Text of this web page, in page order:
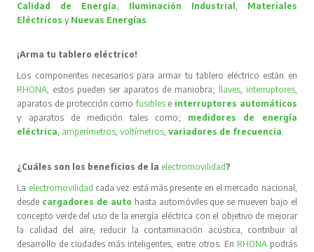
Calidad de Energía, Iluminación Industrial , Materiales
Eléctricos y Nuevas Energías.
¡Arma tu tablero eléctrico!
Los componentes necesarios para armar tu tablero eléctrico están en
RHONA, estos pueden ser aparatos de maniobra; llaves, interruptores,
aparatos de protección comofusibles e interruptores automáticos
y aparatos de medición tales como; medidores de energía
eléctrica, amperímetros,voltímetros,variadores de frecuencia.
¿Cuáles son los beneficios de la electromovilidad ?
La electromovilidad cada vez está más presente en el mercado nacional,
desde cargadores de auto hasta automóviles que se mueven bajo el
concepto verde del uso de la energía eléctrica con el objetivo de mejorar
la calidad del aire, reducir la contaminación acústica, contribuir al
desarrollo de ciudades más inteligentes, entre otros. En RHONA podrás